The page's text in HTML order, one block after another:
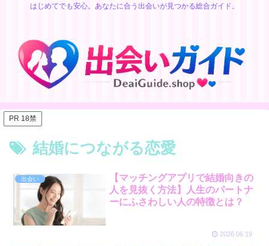
はじめてでも安心。あなたに合う出会いが見つかる総合ガイド。
PR 18禁
結婚につながる恋愛
出会い
【マッチングアプリで結婚向きの
人を見抜く方法】人生のパートナ
ーにふさわしい人の特徴とは？
2026.06.19